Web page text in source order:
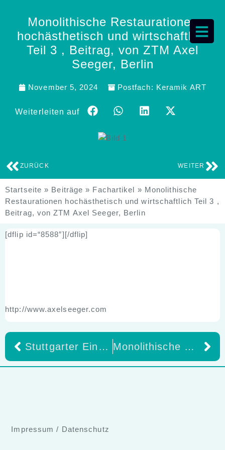
Monolithische Restaurationen
hochästhetisch und wirtschaftlich
Teil 3 , Beitrag, von ZTM Axel
Seeger, Berlin
November 5, 2024 Postfach: Keramik ART
Weiterleiten auf
ZURÜCK WEITER
Startseite » Beiträge » Fachartikel » Monolithische
Restaurationen hochästhetisch und wirtschaftlich Teil 3 ,
Beitrag, von ZTM Axel Seeger, Berlin
[dflip id=“8588″][/dflip]
http://www.axelseeger.com
Stuttgarter Einblicke – Vortrag „Zahntechnik: Eine lohnende Perspektive für die Zukunft“ Monolithische Restaurationen hochästhetisch und wirtschaftlich – Neue Termin für 2025 von ZTM Axel Seeger, Berlin
Impressum / Datenschutz